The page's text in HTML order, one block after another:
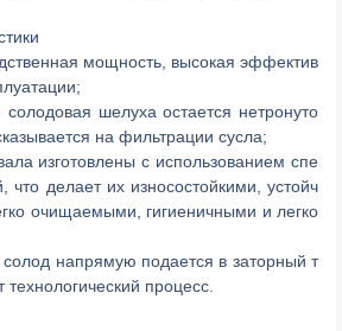
мощность, высокая эффектив
шелуха остается нетронуто
на фильтрации сусла;
изготовлены с использованием спе
что делает их износостойкими, устойч
очищаемыми, гигиеничными и легко
напрямую подается в заторный т
процесс.